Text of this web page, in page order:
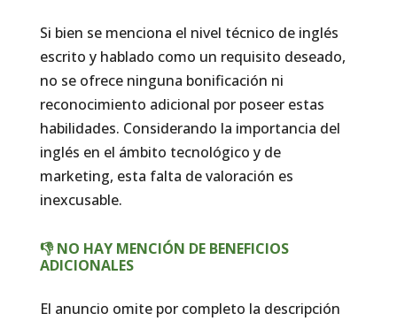
Si bien se menciona el nivel técnico de inglés
escrito y hablado como un requisito deseado,
no se ofrece ninguna bonificación ni
reconocimiento adicional por poseer estas
habilidades. Considerando la importancia del
inglés en el ámbito tecnológico y de
marketing, esta falta de valoración es
inexcusable.
👎 NO HAY MENCIÓN DE BENEFICIOS
ADICIONALES
El anuncio omite por completo la descripción